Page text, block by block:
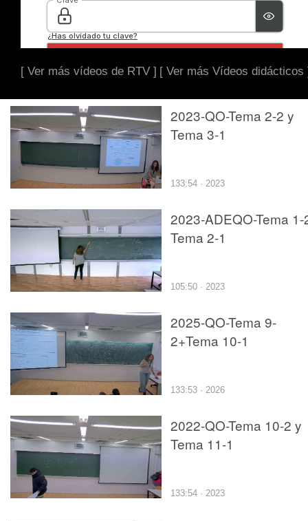
[ Ver más vídeos de RTV ] [ Ver más Vídeos didácticos
2023-QO-Tema 2-2 y
Tema 3-1
133:54 · 2023
2023-ADEQO-Tema 1-
Tema 2-1
105:50 · 2023
2025-QO-Tema 9-
2+Tema 10-1
133:53 · 2026
2022-QO-Tema 10-2 y
Tema 11-1
133:54 · 2023